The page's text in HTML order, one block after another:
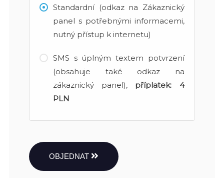
Standardní (odkaz na Zákaznický
panel s potřebnými informacemi,
nutný přístup k internetu)
SMS s úplným textem potvrzení
(obsahuje také odkaz na
zákaznický panel), příplatek: 4
PLN
OBJEDNAT